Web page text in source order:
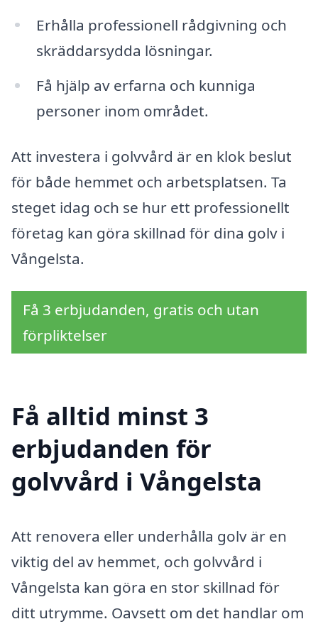
Erhålla professionell rådgivning och
skräddarsydda lösningar.
Få hjälp av erfarna och kunniga
personer inom området.
Att investera i golvvård är en klok beslut
för både hemmet och arbetsplatsen. Ta
steget idag och se hur ett professionellt
företag kan göra skillnad för dina golv i
Vångelsta.
Få 3 erbjudanden, gratis och utan
förpliktelser
Få alltid minst 3
erbjudanden för
golvvård i Vångelsta
Att renovera eller underhålla golv är en
viktig del av hemmet, och golvvård i
Vångelsta kan göra en stor skillnad för
ditt utrymme. Oavsett om det handlar om